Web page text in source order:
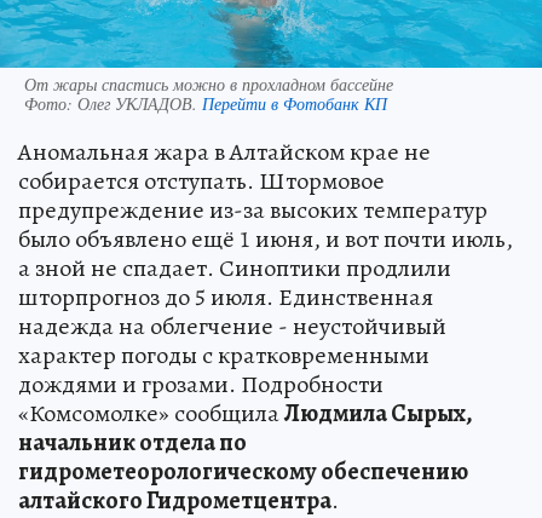
От жары спастись можно в прохладном бассейне
Фото: Олег УКЛАДОВ. Перейти в Фотобанк КП
Аномальная жара в Алтайском крае не
собирается отступать. Штормовое
предупреждение из-за высоких температур
было объявлено ещё 1 июня, и вот почти июль,
а зной не спадает. Синоптики продлили
шторпрогноз до 5 июля. Единственная
надежда на облегчение - неустойчивый
характер погоды с кратковременными
дождями и грозами. Подробности
«Комсомолке» сообщилаЛюдмила Сырых,
начальник отдела по
гидрометеорологическому обеспечению
алтайского Гидрометцентра.